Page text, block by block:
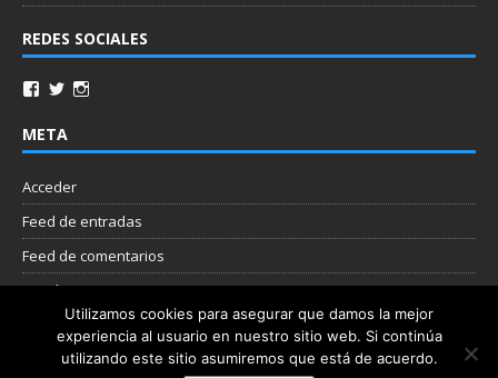
REDES SOCIALES
META
Acceder
Feed de entradas
Feed de comentarios
WordPress.org
Nube de etiquetas
Utilizamos cookies para asegurar que damos la mejor
experiencia al usuario en nuestro sitio web. Si continúa
utilizando este sitio asumiremos que está de acuerdo.